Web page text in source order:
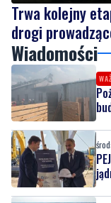
Trwa kolejny
drogi
Wiadomości